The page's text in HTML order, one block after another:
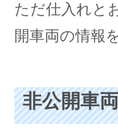
ただ仕入れと
開車両の情報
非公開車